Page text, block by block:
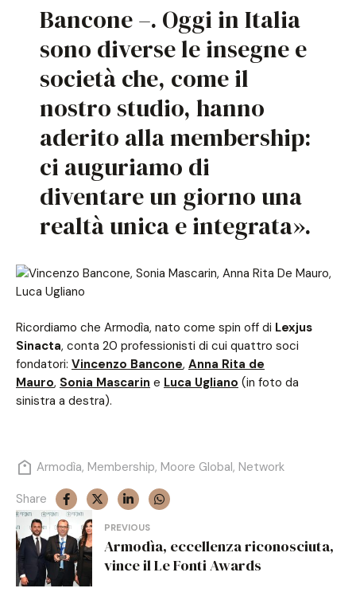
Bancone –. Oggi in Italia
sono diverse le insegne e
società che, come il
nostro studio, hanno
aderito alla membership:
ci auguriamo di
diventare un giorno una
realtà unica e integrata».
Ricordiamo che Armodìa, nato come spin off di Lexjus
Sinacta, conta 20 professionisti di cui quattro soci
fondatori: Vincenzo Bancone, Anna Rita de
Mauro, Sonia Mascarin e Luca Ugliano (in foto da
sinistra a destra).
Share
Armodìa, Membership, Moore Global, Network
Navigazione
articoli
PREVIOUS
Armodìa, eccellenza riconosciuta,
vince il Le Fonti Awards